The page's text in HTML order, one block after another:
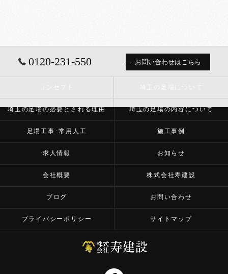
0120-231-550 お問い合わせはこちら
埼玉の足場の必要とされる理由 埼玉の足場の内容について
足場工事･常用人工 施工事例
求人情報 お知らせ
会社概要 株式会社寿建設
ブログ お問い合わせ
プライバシーポリシー サイトマップ